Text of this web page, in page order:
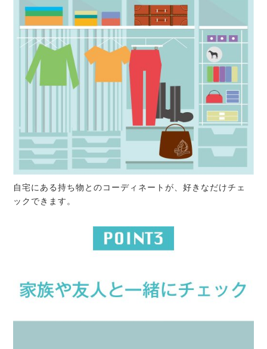
自宅にある持ち物とのコーディネートが、好きなだけチェ
ックできます。